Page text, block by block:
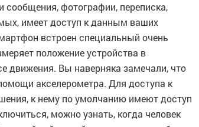
фотографии, переписка,
имеет доступ к данным ваших
встроен специальный очень
положение устройства в
движения. Вы наверняка замечали, что
акселерометра. Для доступа к
к нему по умолчанию имеют доступ
можно узнать, когда человек